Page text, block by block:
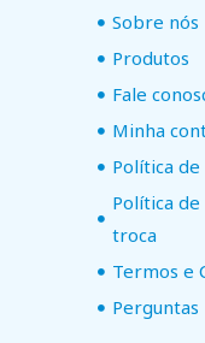
Sobre nós
Produtos
Fale
Minha
Política
Política
troca
Termos e